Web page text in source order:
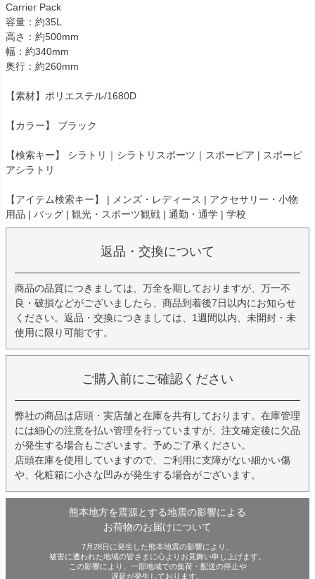
Carrier Pack
容量：約35L
高さ：約500mm
幅：約340mm
奥行：約260mm
【素材】ポリエステル/1680D
【カラー】 ブラック
【検索キー】 シラトリ｜シラトリスポーツ｜スポーピア | スポーピ
アシラトリ
【アイテム検索キー】 | メンズ・レディース | アクセサリー・小物
用品 | バッグ | 観光・スポーツ観戦 | 通勤・通学 | 学校
返品・交換について
商品の品質につきましては、万全を期しておりますが、万一不
良・破損などがございましたら、商品到着後7日以内にお知らせ
ください。返品・交換につきましては、1週間以内、未開封・未
使用に限り可能です。
ご購入前にご確認ください
弊社の商品は店頭・実店舗と在庫を共有しております。在庫管理
には細心の注意を払い管理を行っていますが、注文確定後に欠品
が発生する場合もございます。予めご了承ください。
店頭在庫を使用していますので、ご利用に支障がない細かい傷
や、化粧箱に小さな凹みが発生する場合がございます。
熊本地方を震源とする地震の影響による
お荷物のお届けについて
7月28日に発生した熊本地震の影響により、
被害に遭われた地域の皆さまに心よりお見舞い申し上げます。
この影響により、一部地域での集荷・配送の停止や
遅延が発生しております。